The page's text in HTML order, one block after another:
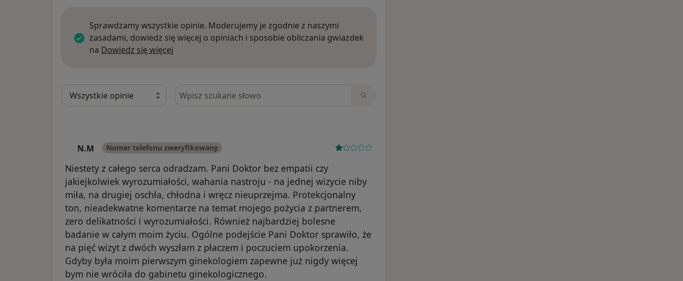
Sprawdzamy wszystkie opinie. Moderujemy je zgodnie z naszymi
zasadami, dowiedz się więcej o opiniach i sposobie obliczania gwiazdek
na Dowiedz się więcej
Szukaj w opiniach
N.M Numer telefonu zweryfikowany
Niestety z całego serca odradzam. Pani Doktor bez empatii czy
jakiejkolwiek wyrozumiałości, wahania nastroju - na jednej wizycie niby
miła, na drugiej oschła, chłodna i wręcz nieuprzejma. Protekcjonalny
ton, nieadekwatne komentarze na temat mojego pożycia z partnerem,
zero delikatności i wyrozumiałości. Również najbardziej bolesne
badanie w całym moim życiu. Ogólne podejście Pani Doktor sprawiło, że
na pięć wizyt z dwóch wyszłam z płaczem i poczuciem upokorzenia.
Gdyby była moim pierwszym ginekologiem zapewne już nigdy więcej
bym nie wróciła do gabinetu ginekologicznego.